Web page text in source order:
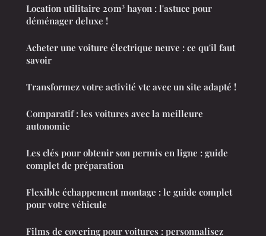
Location utilitaire 20m³ hayon : l'astuce pour
déménager deluxe !
Acheter une voiture électrique neuve : ce qu'il faut
savoir
Transformez votre activité vtc avec un site adapté !
Comparatif : les voitures avec la meilleure
autonomie
Les clés pour obtenir son permis en ligne : guide
complet de préparation
Flexible échappement montage : le guide complet
pour votre véhicule
Films de covering pour voitures : personnalisez